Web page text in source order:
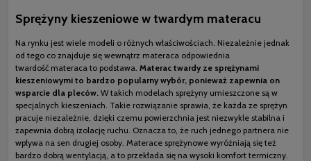
Sprężyny kieszeniowe w twardym materacu
Na rynku jest wiele modeli o różnych właściwościach. Niezależnie jednak
od tego co znajduje się wewnątrz materaca odpowiednia
twardość materaca to podstawa. Materac twardy ze sprężynami
kieszeniowymi to bardzo popularny wybór, ponieważ zapewnia on
wsparcie dla pleców. W takich modelach sprężyny umieszczone są w
specjalnych kieszeniach. Takie rozwiązanie sprawia, że każda ze sprężyn
pracuje niezależnie, dzięki czemu powierzchnia jest niezwykle stabilna i
zapewnia dobrą izolację ruchu. Oznacza to, że ruch jednego partnera nie
wpływa na sen drugiej osoby. Materace sprężynowe wyróżniają się też
bardzo dobrą wentylacją, a to przekłada się na wysoki komfort termiczny.